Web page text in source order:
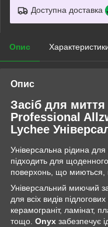
Доступна доставка
Опис
Опис
Засіб для
Professional
Lychee
Універсальна рідина для
підходить для
поверхонь, що миються,
Універсальний миючий
для всіх видів
керамограніт, ламінат,
тощо. Onyx забезпечує